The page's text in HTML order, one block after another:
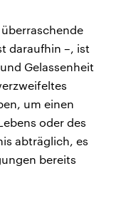
daraufhin –, ist
Gelassenheit
um einen
oder des
abträglich, es
bereits